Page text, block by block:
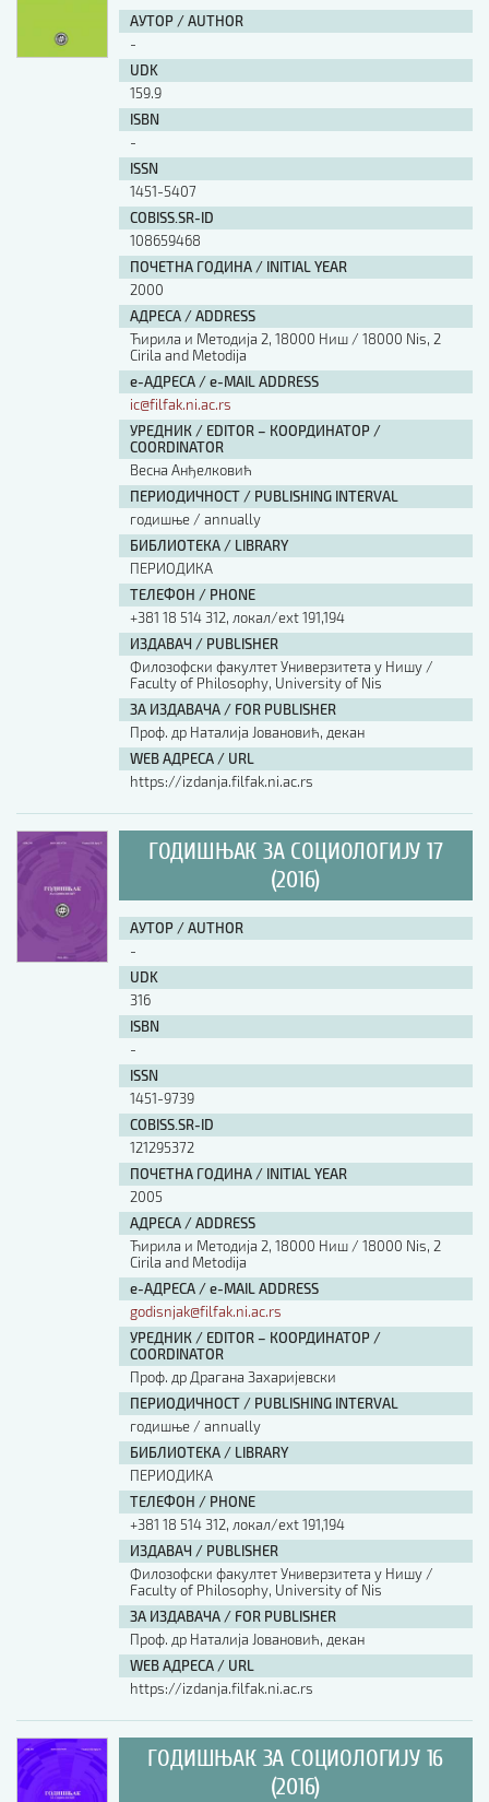
АУТОР / AUTHOR
-
UDK
159.9
ISBN
-
ISSN
1451-5407
COBISS.SR-ID
108659468
ПОЧЕТНА ГОДИНА / INITIAL YEAR
2000
АДРЕСА / ADDRESS
Ћирила и Методија 2, 18000 Ниш / 18000 Nis, 2
Cirila and Metodija
е-АДРЕСА / e-MAIL ADDRESS
ic@filfak.ni.ac.rs
УРЕДНИК / EDITOR – КООРДИНАТОР /
COORDINATOR
Весна Анђелковић
ПЕРИОДИЧНОСТ / PUBLISHING INTERVAL
годишње / annually
БИБЛИОТЕКА / LIBRARY
ПЕРИОДИКА
ТЕЛЕФОН / PHONE
+381 18 514 312, локал/ext 191,194
ИЗДАВАЧ / PUBLISHER
Филозофски факултет Универзитета у Нишу /
Faculty of Philosophy, University of Nis
ЗА ИЗДАВАЧА / FOR PUBLISHER
Проф. др Наталија Јовановић, декан
WEB АДРЕСА / URL
https://izdanja.filfak.ni.ac.rs
ГОДИШЊАК ЗА СОЦИОЛОГИЈУ 17
(2016)
АУТОР / AUTHOR
-
UDK
316
ISBN
-
ISSN
1451-9739
COBISS.SR-ID
121295372
ПОЧЕТНА ГОДИНА / INITIAL YEAR
2005
АДРЕСА / ADDRESS
Ћирила и Методија 2, 18000 Ниш / 18000 Nis, 2
Cirila and Metodija
е-АДРЕСА / e-MAIL ADDRESS
godisnjak@filfak.ni.ac.rs
УРЕДНИК / EDITOR – КООРДИНАТОР /
COORDINATOR
Проф. др Драгана Захаријевски
ПЕРИОДИЧНОСТ / PUBLISHING INTERVAL
годишње / annually
БИБЛИОТЕКА / LIBRARY
ПЕРИОДИКА
ТЕЛЕФОН / PHONE
+381 18 514 312, локал/ext 191,194
ИЗДАВАЧ / PUBLISHER
Филозофски факултет Универзитета у Нишу /
Faculty of Philosophy, University of Nis
ЗА ИЗДАВАЧА / FOR PUBLISHER
Проф. др Наталија Јовановић, декан
WEB АДРЕСА / URL
https://izdanja.filfak.ni.ac.rs
ГОДИШЊАК ЗА СОЦИОЛОГИЈУ 16
(2016)